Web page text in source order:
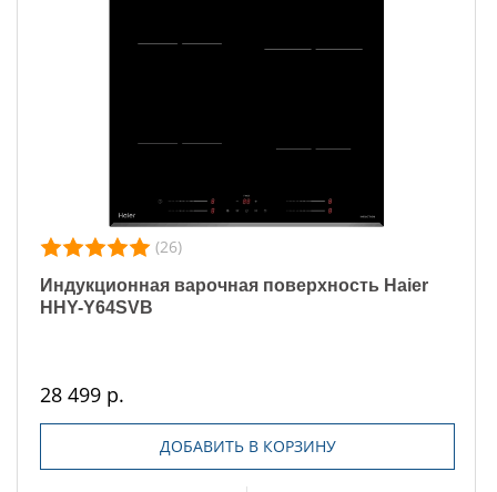
(26)
Индукционная варочная поверхность Haier
HHY-Y64SVB
28 499 р.
ДОБАВИТЬ В КОРЗИНУ